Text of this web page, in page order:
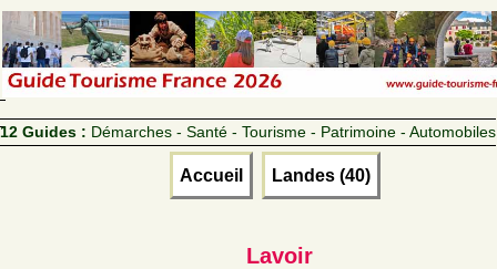
12 Guides : Démarches - Santé - Tourisme - Patrimoine - Automobiles
Accueil Landes (40)
Lavoir